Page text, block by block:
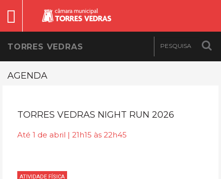
TORRES VEDRAS
AGENDA
TORRES VEDRAS NIGHT RUN 2026
Até 1 de abril | 21h15 às 22h45
ATIVIDADE FÍSICA